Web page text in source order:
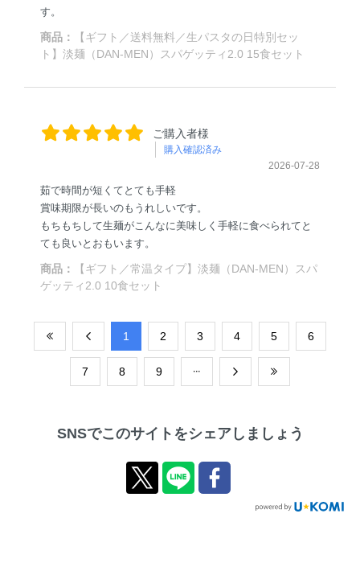
す。
商品：
【ギフト／送料無料／生パスタの日特別セッ
ト】淡麺（DAN-MEN）スパゲッティ2.0 15食セット
ご購入者様
購入確認済み
2026-07-28
茹で時間が短くてとても手軽
賞味期限が長いのもうれしいです。
もちもちして生麺がこんなに美味しく手軽に食べられてと
ても良いとおもいます。
商品：
【ギフト／常温タイプ】淡麺（DAN-MEN）スパ
ゲッティ2.0 10食セット
​1 ​2 ​3 ​4 ​5 ​6
​7 ​8 ​9
SNSでこのサイトをシェアしましょう